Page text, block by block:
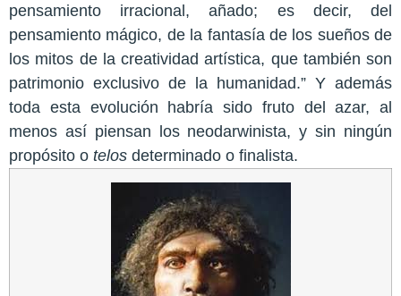
pensamiento irracional, añado; es decir, del
pensamiento mágico, de la fantasía de los sueños de
los mitos de la creatividad artística, que también son
patrimonio exclusivo de la humanidad.” Y además
toda esta evolución habría sido fruto del azar, al
menos así piensan los neodarwinista, y sin ningún
propósito o telos determinado o finalista.